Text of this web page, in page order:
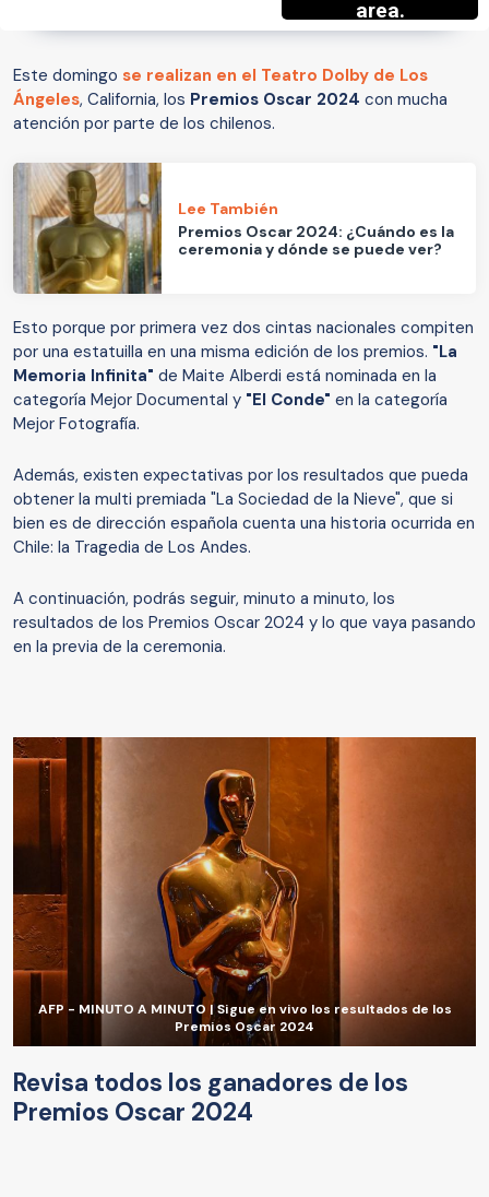
Este domingo se realizan en el Teatro Dolby de Los
Ángeles, California, los Premios Oscar 2024 con mucha
atención por parte de los chilenos.
Lee También
Premios Oscar 2024: ¿Cuándo es la
ceremonia y dónde se puede ver?
Esto porque por primera vez dos cintas nacionales compiten
por una estatuilla en una misma edición de los premios. "La
Memoria Infinita" de Maite Alberdi está nominada en la
categoría Mejor Documental y "El Conde" en la categoría
Mejor Fotografía.
Además, existen expectativas por los resultados que pueda
obtener la multi premiada "La Sociedad de la Nieve", que si
bien es de dirección española cuenta una historia ocurrida en
Chile: la Tragedia de Los Andes.
A continuación, podrás seguir, minuto a minuto, los
resultados de los Premios Oscar 2024 y lo que vaya pasando
en la previa de la ceremonia.
AFP - MINUTO A MINUTO | Sigue en vivo los resultados de los
Premios Oscar 2024
Revisa todos los ganadores de los
Premios Oscar 2024